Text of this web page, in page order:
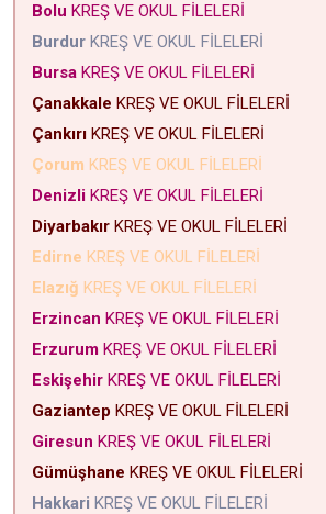
Bolu KREŞ VE OKUL FİLELERİ
Burdur KREŞ VE OKUL FİLELERİ
Bursa KREŞ VE OKUL FİLELERİ
Çanakkale KREŞ VE OKUL FİLELERİ
Çankırı KREŞ VE OKUL FİLELERİ
Çorum KREŞ VE OKUL FİLELERİ
Denizli KREŞ VE OKUL FİLELERİ
Diyarbakır KREŞ VE OKUL FİLELERİ
Edirne KREŞ VE OKUL FİLELERİ
Elazığ KREŞ VE OKUL FİLELERİ
Erzincan KREŞ VE OKUL FİLELERİ
Erzurum KREŞ VE OKUL FİLELERİ
Eskişehir KREŞ VE OKUL FİLELERİ
Gaziantep KREŞ VE OKUL FİLELERİ
Giresun KREŞ VE OKUL FİLELERİ
Gümüşhane KREŞ VE OKUL FİLELERİ
Hakkari KREŞ VE OKUL FİLELERİ